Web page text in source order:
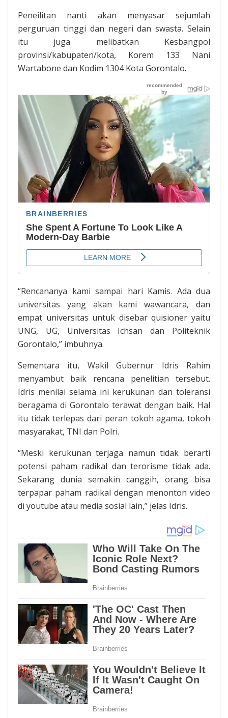
Peneilitan nanti akan menyasar sejumlah
perguruan tinggi dan negeri dan swasta. Selain
itu juga melibatkan Kesbangpol
provinsi/kabupaten/kota, Korem 133 Nani
Wartabone dan Kodim 1304 Kota Gorontalo.
“Rencananya kami sampai hari Kamis. Ada dua
universitas yang akan kami wawancara, dan
empat universitas untuk disebar quisioner yaitu
UNG, UG, Universitas Ichsan dan Politeknik
Gorontalo,” imbuhnya.
Sementara itu, Wakil Gubernur Idris Rahim
menyambut baik rencana penelitian tersebut.
Idris menilai selama ini kerukunan dan toleransi
beragama di Gorontalo terawat dengan baik. Hal
itu tidak terlepas dari peran tokoh agama, tokoh
masyarakat, TNI dan Polri.
“Meski kerukunan terjaga namun tidak berarti
potensi paham radikal dan terorisme tidak ada.
Sekarang dunia semakin canggih, orang bisa
terpapar paham radikal dengan menonton video
di youtube atau media sosial lain,” jelas Idris.